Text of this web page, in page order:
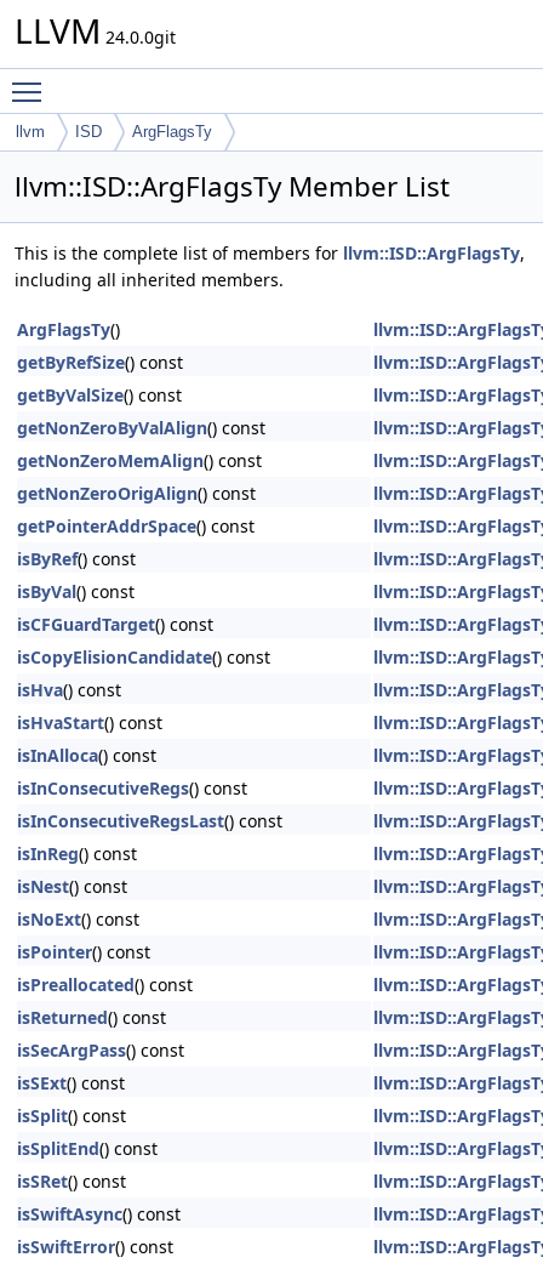
LLVM 24.0.0git
llvm ISD ArgFlagsTy
llvm::ISD::ArgFlagsTy Member List
This is the complete list of members for llvm::ISD::ArgFlagsTy,
including all inherited members.
ArgFlagsTy()
getByRefSize() const
getByValSize() const
getNonZeroByValAlign() const
getNonZeroMemAlign() const
getNonZeroOrigAlign() const
getPointerAddrSpace() const
isByRef() const
isByVal() const
isCFGuardTarget() const
isCopyElisionCandidate() const
isHva() const
isHvaStart() const
isInAlloca() const
isInConsecutiveRegs() const
isInConsecutiveRegsLast() const
isInReg() const
isNest() const
isNoExt() const
isPointer() const
isPreallocated() const
isReturned() const
isSecArgPass() const
isSExt() const
isSplit() const
isSplitEnd() const
isSRet() const
isSwiftAsync() const
isSwiftError() const